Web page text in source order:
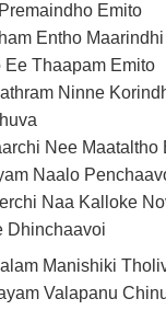
Emito
Entho Maarindhi
Ee Thaapam Emito
Ninne
Nee Maataltho
Naalo
Naa Kalloke
Dhinchaavoi
Manishiki
Valapanu